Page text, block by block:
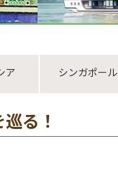
ア シンガポール
る！